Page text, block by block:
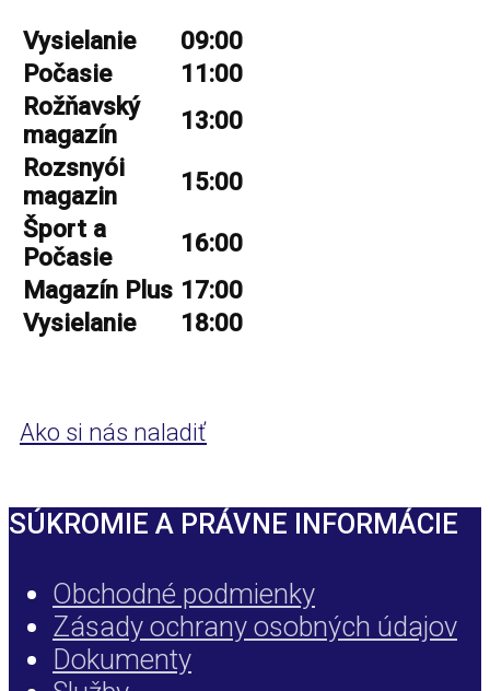
Vysielanie
09:00
Počasie
11:00
Rožňavský
magazín
13:00
Rozsnyói
magazin
15:00
Šport a
Počasie
16:00
Magazín Plus 17:00
Vysielanie
18:00
Ako si nás naladiť
SÚKROMIE A PRÁVNE INFORMÁCIE
Obchodné podmienky
Zásady ochrany osobných údajov
Dokumenty